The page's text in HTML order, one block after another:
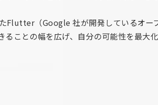
Flutter（Google 社が開発しているオー
ことの幅を広げ、自分の可能性を最大化